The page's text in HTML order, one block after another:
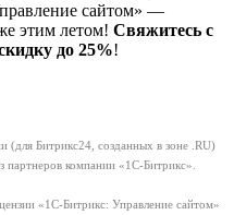
сайтом» —
этим летом! Свяжитесь с
до 25%!
(для Битрикс24, созданных в зоне .RU)
партнеров компании «1С-Битрикс».
«1С-Битрикс: Управление сайтом»